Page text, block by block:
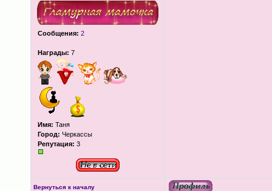
Сообщения: 2
Награды: 7
Имя: Таня
Город: Черкассы
Репутация: 3
Вернуться к началу